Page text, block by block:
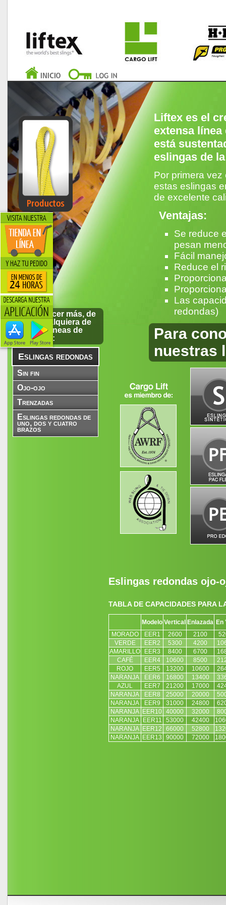
Liftex es el
extensa
está
eslingas de
Por primera
estas eslingas
de excelente
Ventajas:
Se reduce
pesan
Fácil
Reduce el
Las
redondas)
Para
nuestras
Eslingas redondas ojo-
Para conocer más, de
clic en cualquiera de
nuestras líneas de
productos:
Eslingas redondas
Sin fin
Ojo-ojo
Trenzadas
Eslingas redondas de
uno, dos y cuatro
brazos
TABLA DE CAPACIDADES PARA
Modelo Vertical Enlazada En
MORADO
EER1 2600 2100
VERDE
EER2 5300 4200
AMARILLO
EER3 8400 6700
CAFÉ
EER4 10600 8500
ROJO
EER5 13200 10600
NARANJA
EER6 16800 13400
AZUL
EER7 21200 17000
NARANJA
EER8 25000 20000
NARANJA
EER9 31000 24800
NARANJA EER10 40000 32000
NARANJA EER11 53000 42400
NARANJA EER12 66000 52800
NARANJA EER13 90000 72000